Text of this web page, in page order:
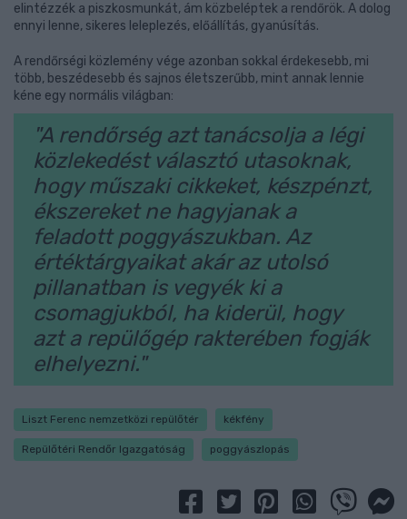
elintézzék a piszkosmunkát, ám közbeléptek a rendőrök. A dolog
ennyi lenne, sikeres leleplezés, előállítás, gyanúsítás.
A rendőrségi közlemény vége azonban sokkal érdekesebb, mi
több, beszédesebb és sajnos életszerűbb, mint annak lennie
kéne egy normális világban:
"A rendőrség azt tanácsolja a légi
közlekedést választó utasoknak,
hogy műszaki cikkeket, készpénzt,
ékszereket ne hagyjanak a
feladott poggyászukban. Az
értéktárgyaikat akár az utolsó
pillanatban is vegyék ki a
csomagjukból, ha kiderül, hogy
azt a repülőgép rakterében fogják
elhelyezni."
Liszt Ferenc nemzetközi repülőtér kékfény
Repülőtéri Rendőr Igazgatóság poggyászlopás